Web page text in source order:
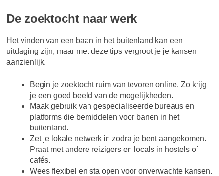
De zoektocht naar werk
Het vinden van een baan in het buitenland kan een
uitdaging zijn, maar met deze tips vergroot je je kansen
aanzienlijk.
Begin je zoektocht ruim van tevoren online. Zo krijg
je een goed beeld van de mogelijkheden.
Maak gebruik van gespecialiseerde bureaus en
platforms die bemiddelen voor banen in het
buitenland.
Zet je lokale netwerk in zodra je bent aangekomen.
Praat met andere reizigers en locals in hostels of
cafés.
Wees flexibel en sta open voor onverwachte kansen.